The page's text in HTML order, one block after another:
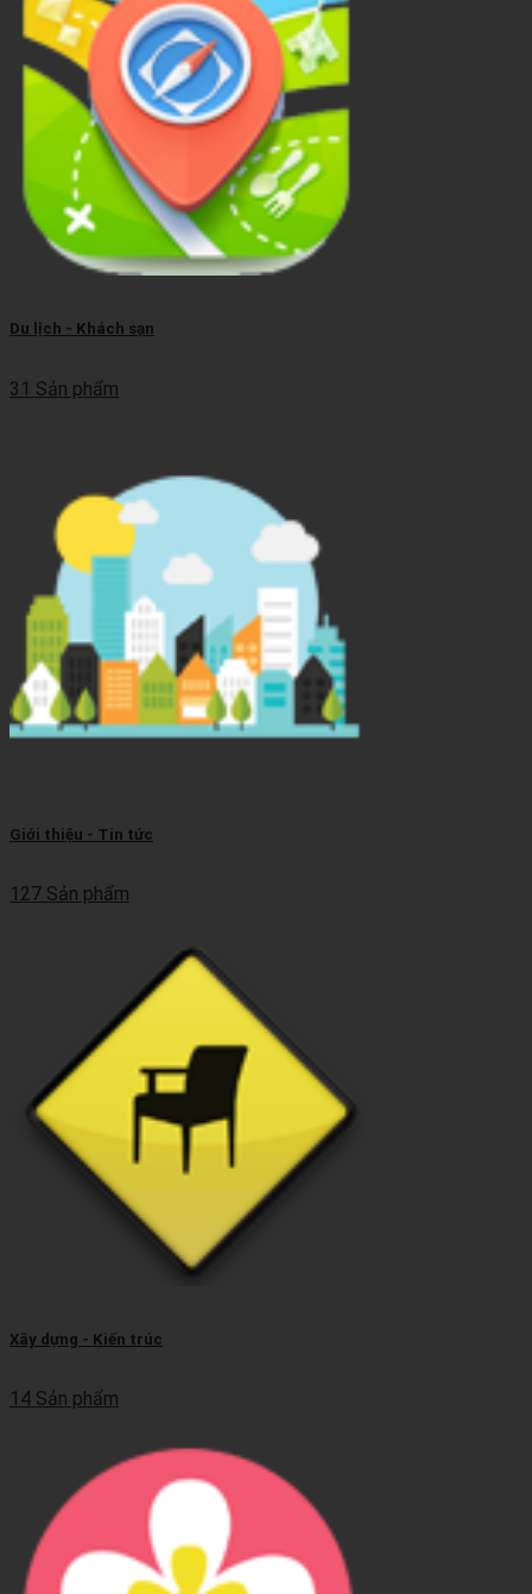
Du lịch - Khách sạn
31 Sản phẩm
Giới thiệu - Tin tức
127 Sản phẩm
Xây dựng - Kiến trúc
14 Sản phẩm